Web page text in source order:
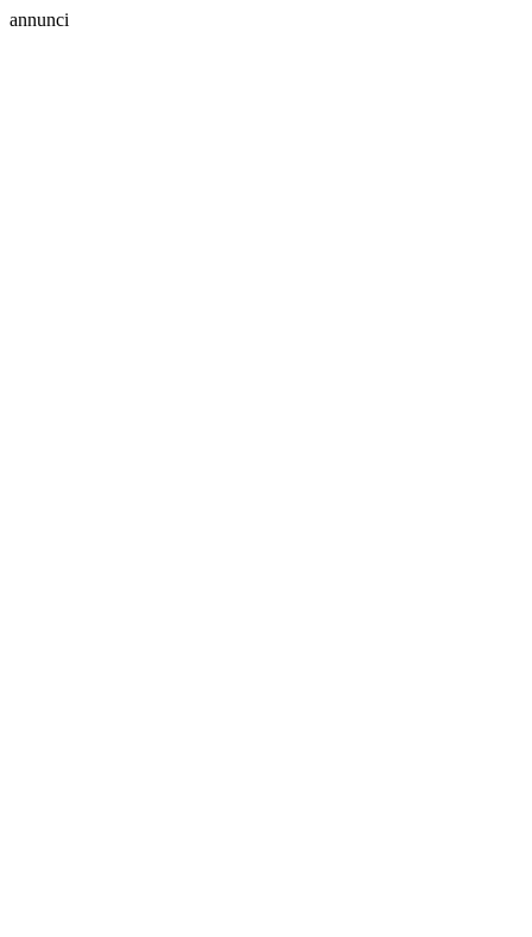
annunci